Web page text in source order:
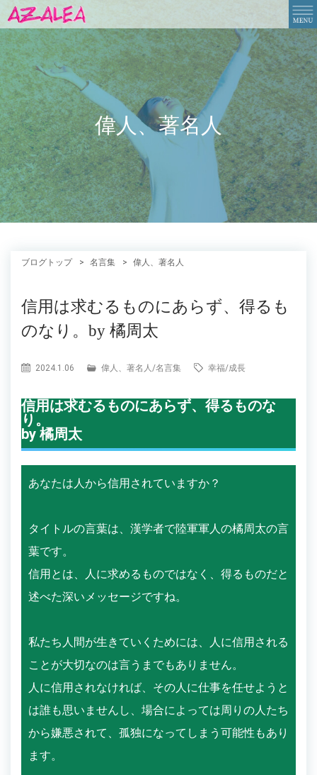
偉人、著名人
ブログトップ 名言集 偉人、著名人
信用は求むるものにあらず、得るも
のなり。by 橘周太
2024.1.06 偉人、著名人 /名言集 幸福/成長
信用は求むるものにあらず、得るものな
り。
by 橘周太
あなたは人から信用されていますか？
タイトルの言葉は、漢学者で陸軍軍人の橘周太の言
葉です。
信用とは、人に求めるものではなく、得るものだと
述べた深いメッセージですね。
私たち人間が生きていくためには、人に信用される
ことが大切なのは言うまでもありません。
人に信用されなければ、その人に仕事を任せようと
は誰も思いませんし、場合によっては周りの人たち
から嫌悪されて、孤独になってしまう可能性もあり
ます。